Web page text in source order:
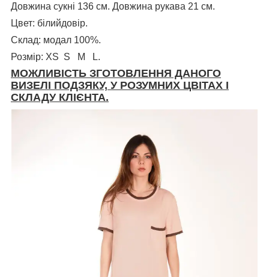
Довжина сукні 136 см. Довжина рукава 21 см.
Цвет: білийдовір.
Склад: модал 100%.
Розмір: XS S M L.
МОЖЛИВІСТЬ ЗГОТОВЛЕННЯ ДАНОГО
ВИЗЕЛІ ПОДЗЯКУ, У РОЗУМНИХ ЦВІТАХ І
СКЛАДУ КЛІЄНТА.